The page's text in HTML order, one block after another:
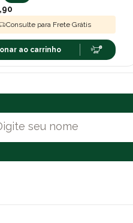
Consulte para Frete Grátis
ao carrinho